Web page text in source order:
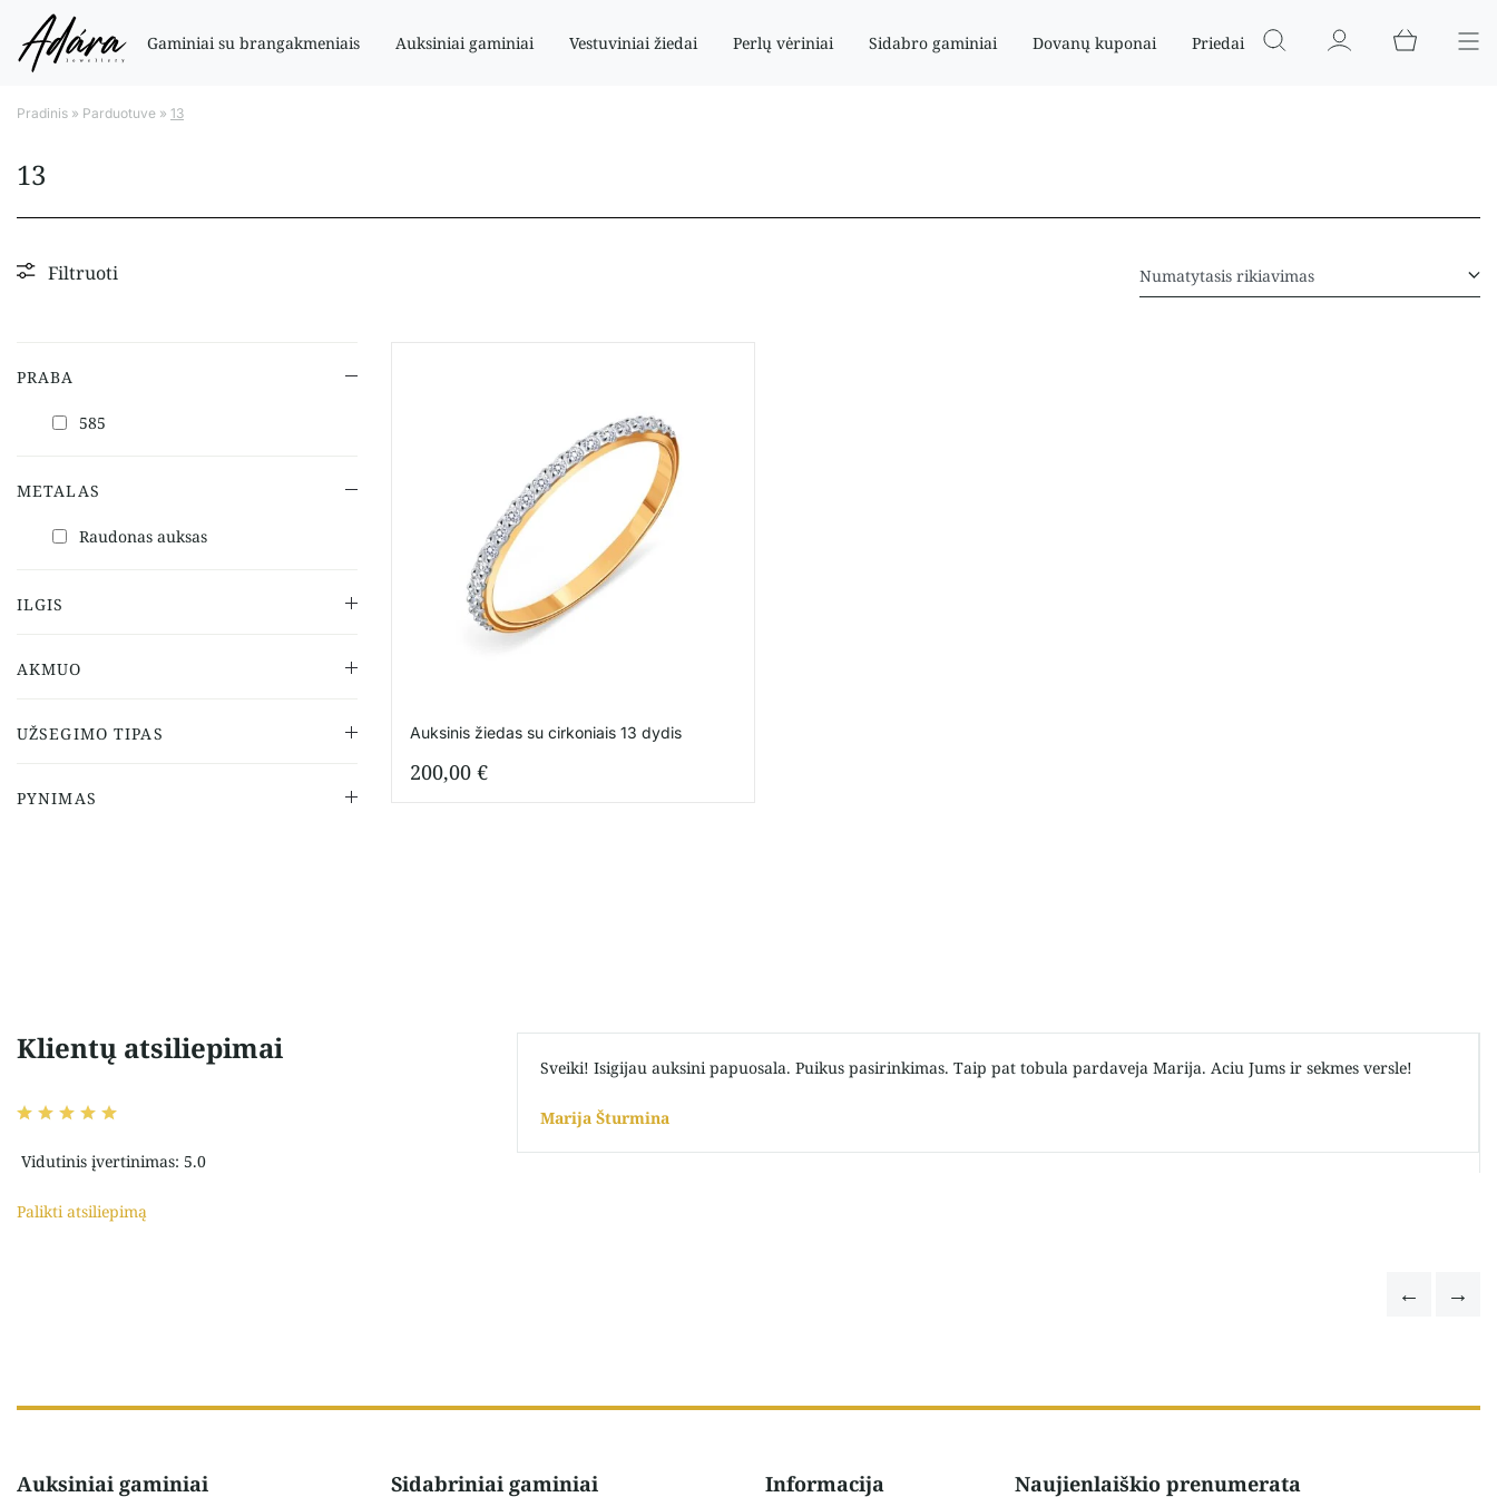
Gaminiai su brangakmeniais Auksiniai gaminiai Vestuviniai žiedai Perlų vėriniai Sidabro gaminiai Dovanų kuponai Priedai
Pradinis » Parduotuve » 13
13
Filtruoti
PRABA
585
METALAS
Raudonas auksas
ILGIS
AKMUO
UŽSEGIMO TIPAS
PYNIMAS
Auksinis žiedas su cirkoniais 13 dydis
200,00 €
Klientų atsiliepimai
Vidutinis įvertinimas: 5.0
Palikti atsiliepimą
Sveiki! Isigijau auksini papuosala. Puikus pasirinkimas. Taip pat tobula pardaveja Marija. Aciu Jums ir sekmes versle!
Marija Šturmina
Auksiniai gaminiai Sidabriniai gaminiai Informacija Naujienlaiškio prenumerata